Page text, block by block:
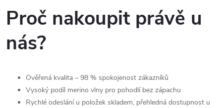
Proč nakoupit právě u
nás?
Ověřená kvalita – 98 % spokojenost zákazníků
Vysoký podíl merino vlny pro pohodlí bez zápachu
Rychlé odeslání u položek skladem, přehledná dostupnost u